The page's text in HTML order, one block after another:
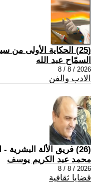
(25) الحكاية الأولى من سيرتي الذاتية، 24
السمّاح عبد الله
2026 / 8 / 8
الادب والفن
(26) فريق الألة البشرية - الحلقة السابعة والأخيرة
محمد عبد الكريم يوسف
2026 / 8 / 8
قضايا ثقافية